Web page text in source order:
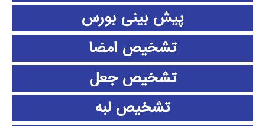
پیش بینی بورس
تشخیص امضا
تشخیص جعل
تشخیص لبه